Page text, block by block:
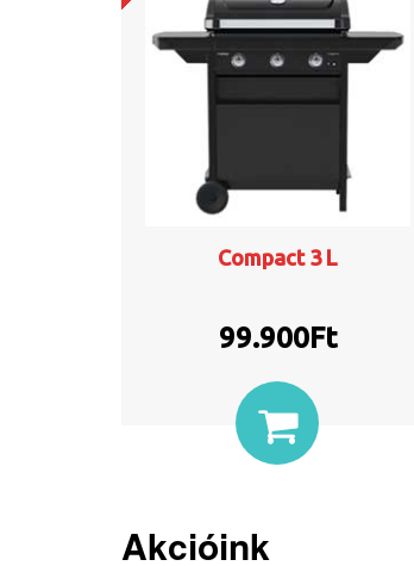
Compact 3 L
99.900Ft
Akcióink